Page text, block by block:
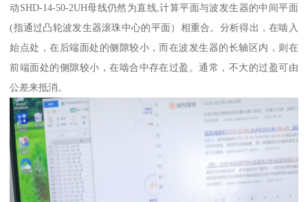
动SHD-14-50-2UH母线仍然为直线,计算平面与波发生器的中间平面
(指通过凸轮波发生器滚珠中心的平面）相重合。分析得出，在啮入
始点处，在后端面处的侧隙较小，而在波发生器的长轴区内，则在
前端面处的侧隙较小，在啮合中存在过盈。通常，不大的过盈可由
公差来抵消。